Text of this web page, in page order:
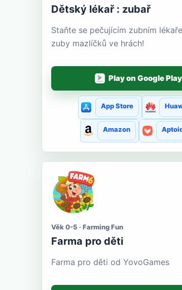
Dětský lékař : zubař
Staňte se pečujícím zubním
zuby mazlíčků ve hrách!
Play on Google Play
App Store
Amazon
Věk 0-5 · Farming Fun
Farma pro děti
Farma pro děti od YovoGames